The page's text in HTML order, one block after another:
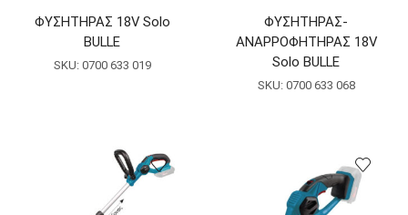
ΦΥΣΗΤΗΡΑΣ 18V Solo
BULLE
SKU: 0700 633 019
ΦΥΣΗΤΗΡΑΣ-
ΑΝΑΡΡΟΦΗΤΗΡΑΣ 18V
Solo BULLE
SKU: 0700 633 068